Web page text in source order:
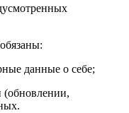
данные о себе;